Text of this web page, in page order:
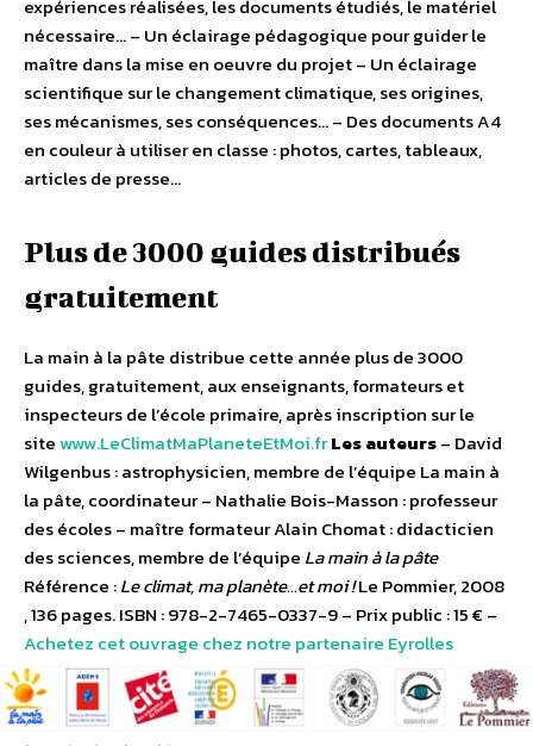
expériences réalisées, les documents étudiés, le matériel
nécessaire… – Un éclairage pédagogique pour guider le
maître dans la mise en oeuvre du projet – Un éclairage
scientifique sur le changement climatique, ses origines,
ses mécanismes, ses conséquences… – Des documents A4
en couleur à utiliser en classe : photos, cartes, tableaux,
articles de presse…
Plus de 3000 guides distribués
gratuitement
La main à la pâte distribue cette année plus de 3000
guides, gratuitement, aux enseignants, formateurs et
inspecteurs de l’école primaire, après inscription sur le
sitewww.LeClimatMaPlaneteEtMoi.frLes auteurs– David
Wilgenbus : astrophysicien, membre de l’équipe La main à
la pâte, coordinateur – Nathalie Bois-Masson : professeur
des écoles – maître formateur Alain Chomat : didacticien
des sciences, membre de l’équipe La main à la pâte
Référence :Le climat, ma planète…et moi !Le Pommier, 2008
, 136 pages. ISBN : 978-2-7465-0337-9 – Prix public : 15 € –
Achetez cet ouvrage chez notre partenaire Eyrolles